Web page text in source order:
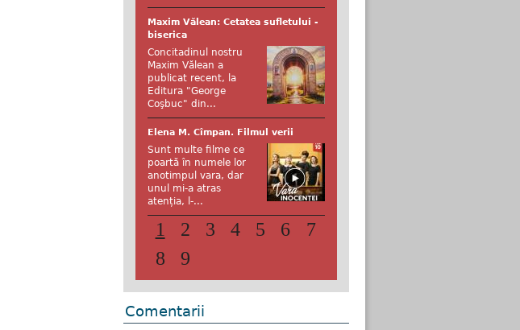
Maxim Vălean: Cetatea sufletului -
biserica
Concitadinul nostru
Maxim Vălean a
publicat recent, la
Editura "George
Coşbuc" din...
Elena M. Cîmpan. Filmul verii
Sunt multe filme ce
poartă în numele lor
anotimpul vara, dar
unul mi-a atras
atenția, l-...
1 2 3 4 5 6
7
8
9
Comentarii